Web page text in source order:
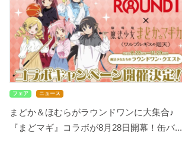
フェア ニュース
まどか＆ほむらがラウンドワンに大集合♪
『まどマギ』コラボが8月28日開幕！缶バ...